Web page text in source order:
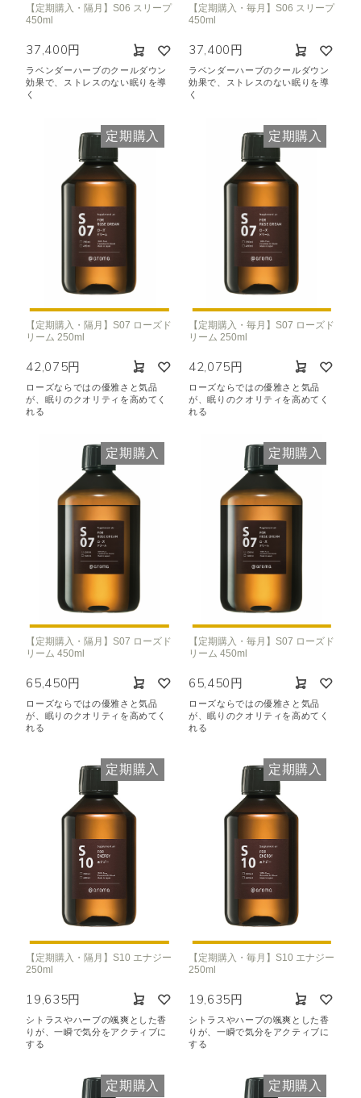
【定期購入・隔月】S06 スリープ
450ml
37,400円
ラベンダーハーブのクールダウン
効果で、ストレスのない眠りを導
く
【定期購入・毎月】S06 スリープ
450ml
37,400円
ラベンダーハーブのクールダウン
効果で、ストレスのない眠りを導
く
定期購入
【定期購入・隔月】S07 ローズド
リーム 250ml
42,075円
ローズならではの優雅さと気品
が、眠りのクオリティを高めてく
れる
定期購入
【定期購入・毎月】S07 ローズド
リーム 250ml
42,075円
ローズならではの優雅さと気品
が、眠りのクオリティを高めてく
れる
定期購入
【定期購入・隔月】S07 ローズド
リーム 450ml
65,450円
ローズならではの優雅さと気品
が、眠りのクオリティを高めてく
れる
定期購入
【定期購入・毎月】S07 ローズド
リーム 450ml
65,450円
ローズならではの優雅さと気品
が、眠りのクオリティを高めてく
れる
定期購入
【定期購入・隔月】S10 エナジー
250ml
19,635円
シトラスやハーブの颯爽とした香
りが、一瞬で気分をアクティブに
する
定期購入
【定期購入・毎月】S10 エナジー
250ml
19,635円
シトラスやハーブの颯爽とした香
りが、一瞬で気分をアクティブに
する
定期購入 定期購入